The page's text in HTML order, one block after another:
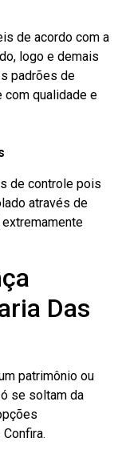
de acordo com a
logo e demais
padrões de
com qualidade e
de controle pois
através de
Das
patrimônio ou
se soltam da